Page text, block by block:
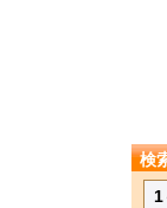
検
1